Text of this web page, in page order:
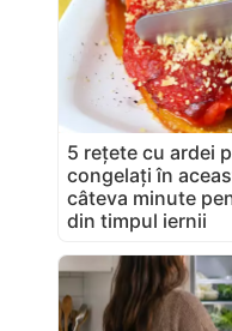
5 rețete cu ardei
congelați în
câteva minute
din timpul iernii